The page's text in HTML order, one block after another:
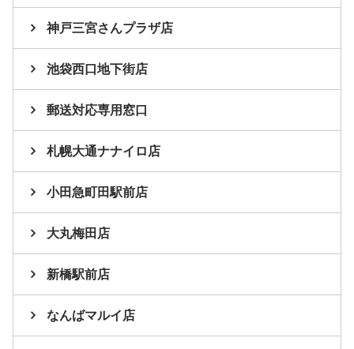
神戸三宮さんプラザ店
池袋西口地下街店
郵送対応専用窓口
札幌大通ナナイロ店
小田急町田駅前店
大丸梅田店
新橋駅前店
なんばマルイ店